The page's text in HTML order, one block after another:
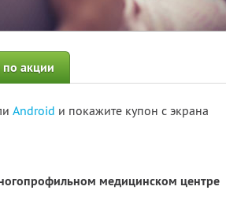
акции
Android и покажите купон с экрана
медицинском центре